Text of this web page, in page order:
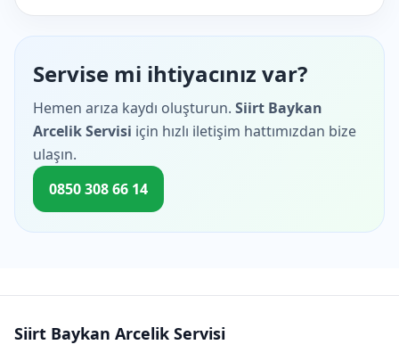
Servise mi ihtiyacınız var?
Hemen arıza kaydı oluşturun. Siirt Baykan
Arcelik Servisi için hızlı iletişim hattımızdan bize
ulaşın.
0850 308 66 14
Siirt Baykan Arcelik Servisi